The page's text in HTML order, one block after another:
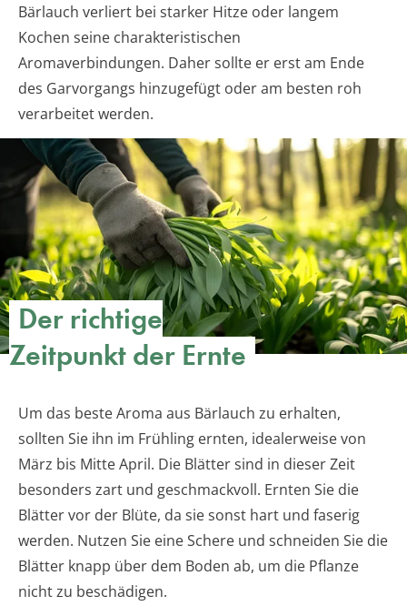
Bärlauch verliert bei starker Hitze oder langem
Kochen seine charakteristischen
Aromaverbindungen. Daher sollte er erst am Ende
des Garvorgangs hinzugefügt oder am besten roh
verarbeitet werden.
Der richtige
Zeitpunkt der Ernte
Um das beste Aroma aus Bärlauch zu erhalten,
sollten Sie ihn im Frühling ernten, idealerweise von
März bis Mitte April. Die Blätter sind in dieser Zeit
besonders zart und geschmackvoll. Ernten Sie die
Blätter vor der Blüte, da sie sonst hart und faserig
werden. Nutzen Sie eine Schere und schneiden Sie die
Blätter knapp über dem Boden ab, um die Pflanze
nicht zu beschädigen.